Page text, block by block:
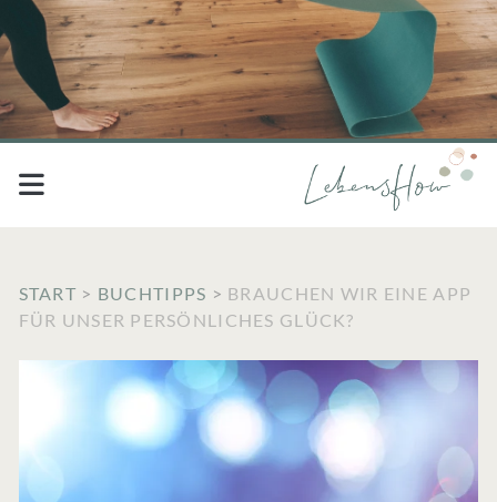
START > BUCHTIPPS > BRAUCHEN WIR EINE APP
FÜR UNSER PERSÖNLICHES GLÜCK?